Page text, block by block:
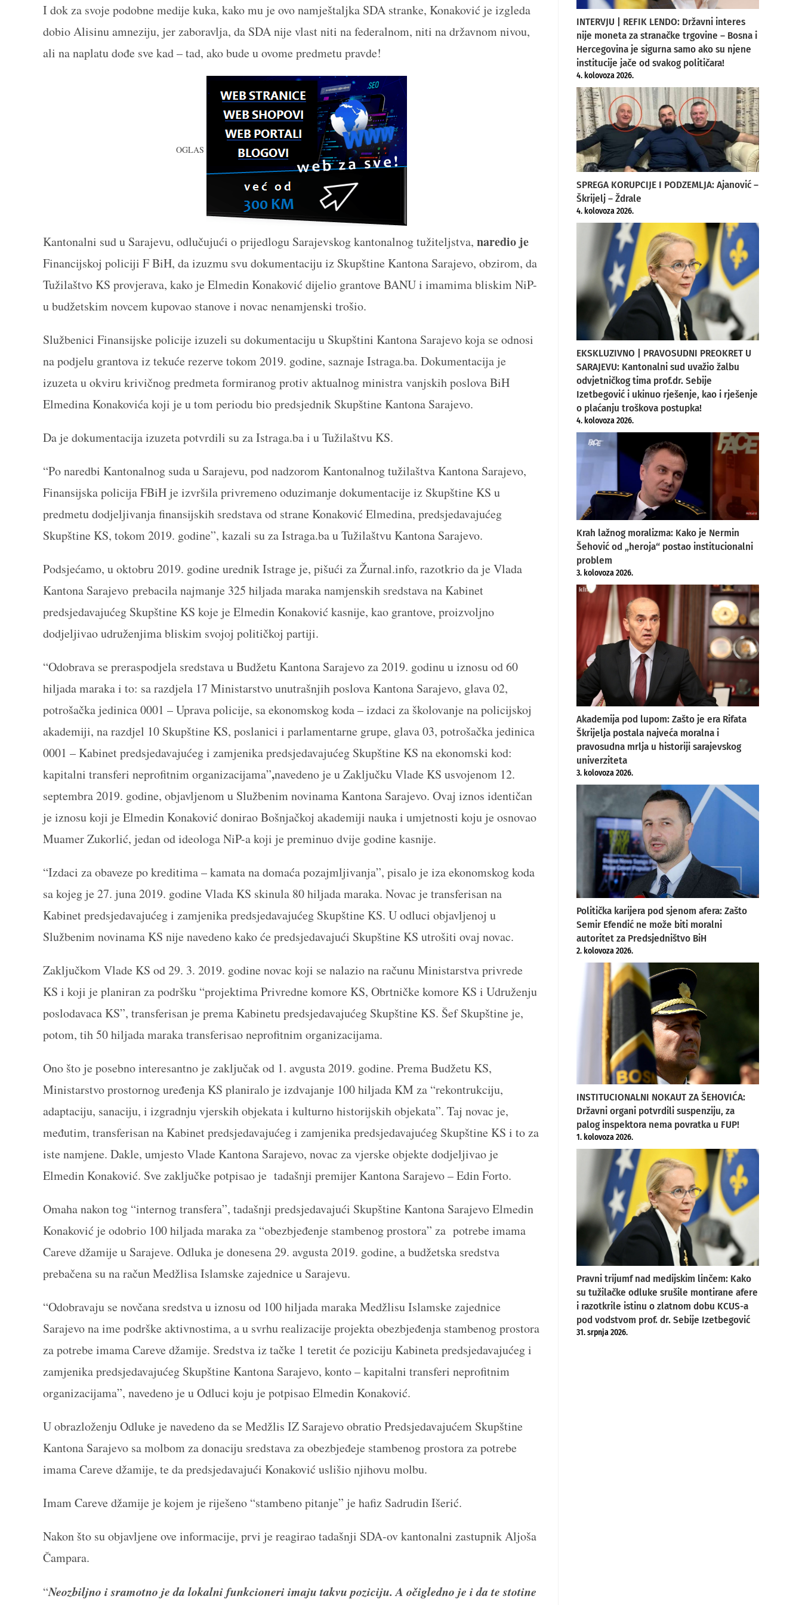
I dok za svoje podobne medije kuka, kako mu je ovo namještaljka SDA stranke, Konaković je izgleda
dobio Alisinu amneziju, jer zaboravlja, da SDA nije vlast niti na federalnom, niti na državnom nivou,
ali na naplatu dođe sve kad – tad, ako bude u ovome predmetu pravde!
OGLAS
Kantonalni sud u Sarajevu, odlučujući o prijedlogu Sarajevskog kantonalnog tužiteljstva, naredio je
Financijskoj policiji F BiH, da izuzmu svu dokumentaciju iz Skupštine Kantona Sarajevo, obzirom, da
Tužilaštvo KS provjerava, kako je Elmedin Konaković dijelio grantove BANU i imamima bliskim NiP-
u budžetskim novcem kupovao stanove i novac nenamjenski trošio.
Službenici Finansijske policije izuzeli su dokumentaciju u Skupštini Kantona Sarajevo koja se odnosi
na podjelu grantova iz tekuće rezerve tokom 2019. godine, saznaje Istraga.ba. Dokumentacija je
izuzeta u okviru krivičnog predmeta formiranog protiv aktualnog ministra vanjskih poslova BiH
Elmedina Konakovića koji je u tom periodu bio predsjednik Skupštine Kantona Sarajevo.
Da je dokumentacija izuzeta potvrdili su za Istraga.ba i u Tužilaštvu KS.
“Po naredbi Kantonalnog suda u Sarajevu, pod nadzorom Kantonalnog tužilaštva Kantona Sarajevo,
Finansijska policija FBiH je izvršila privremeno oduzimanje dokumentacije iz Skupštine KS u
predmetu dodjeljivanja finansijskih sredstava od strane Konaković Elmedina, predsjedavajućeg
Skupštine KS, tokom 2019. godine”, kazali su za Istraga.ba u Tužilaštvu Kantona Sarajevo.
Podsjećamo, u oktobru 2019. godine urednik Istrage je, pišući za Žurnal.info, razotkrio da je Vlada
Kantona Sarajevo prebacila najmanje 325 hiljada maraka namjenskih sredstava na Kabinet
predsjedavajućeg Skupštine KS koje je Elmedin Konaković kasnije, kao grantove, proizvoljno
dodjeljivao udruženjima bliskim svojoj političkoj partiji.
“Odobrava se preraspodjela sredstava u Budžetu Kantona Sarajevo za 2019. godinu u iznosu od 60
hiljada maraka i to: sa razdjela 17 Ministarstvo unutrašnjih poslova Kantona Sarajevo, glava 02,
potrošačka jedinica 0001 – Uprava policije, sa ekonomskog koda – izdaci za školovanje na policijskoj
akademiji, na razdjel 10 Skupštine KS, poslanici i parlamentarne grupe, glava 03, potrošačka jedinica
0001 – Kabinet predsjedavajućeg i zamjenika predsjedavajućeg Skupštine KS na ekonomski kod:
kapitalni transferi neprofitnim organizacijama”,navedeno je u Zaključku Vlade KS usvojenom 12.
septembra 2019. godine, objavljenom u Službenim novinama Kantona Sarajevo. Ovaj iznos identičan
je iznosu koji je Elmedin Konaković donirao Bošnjačkoj akademiji nauka i umjetnosti koju je osnovao
Muamer Zukorlić, jedan od ideologa NiP-a koji je preminuo dvije godine kasnije.
“Izdaci za obaveze po kreditima – kamata na domaća pozajmljivanja”, pisalo je iza ekonomskog koda
sa kojeg je 27. juna 2019. godine Vlada KS skinula 80 hiljada maraka. Novac je transferisan na
Kabinet predsjedavajućeg i zamjenika predsjedavajućeg Skupštine KS. U odluci objavljenoj u
Službenim novinama KS nije navedeno kako će predsjedavajući Skupštine KS utrošiti ovaj novac.
Zaključkom Vlade KS od 29. 3. 2019. godine novac koji se nalazio na računu Ministarstva privrede
KS i koji je planiran za podršku “projektima Privredne komore KS, Obrtničke komore KS i Udruženju
poslodavaca KS”, transferisan je prema Kabinetu predsjedavajućeg Skupštine KS. Šef Skupštine je,
potom, tih 50 hiljada maraka transferisao neprofitnim organizacijama.
Ono što je posebno interesantno je zaključak od 1. avgusta 2019. godine. Prema Budžetu KS,
Ministarstvo prostornog uređenja KS planiralo je izdvajanje 100 hiljada KM za “rekontrukciju,
adaptaciju, sanaciju, i izgradnju vjerskih objekata i kulturno historijskih objekata”. Taj novac je,
međutim, transferisan na Kabinet predsjedavajućeg i zamjenika predsjedavajućeg Skupštine KS i to za
iste namjene. Dakle, umjesto Vlade Kantona Sarajevo, novac za vjerske objekte dodjeljivao je
Elmedin Konaković. Sve zaključke potpisao je tadašnji premijer Kantona Sarajevo – Edin Forto.
Omaha nakon tog “internog transfera”, tadašnji predsjedavajući Skupštine Kantona Sarajevo Elmedin
Konaković je odobrio 100 hiljada maraka za “obezbjeđenje stambenog prostora” za potrebe imama
Careve džamije u Sarajeve. Odluka je donesena 29. avgusta 2019. godine, a budžetska sredstva
prebačena su na račun Medžlisa Islamske zajednice u Sarajevu.
“Odobravaju se novčana sredstva u iznosu od 100 hiljada maraka Medžlisu Islamske zajednice
Sarajevo na ime podrške aktivnostima, a u svrhu realizacije projekta obezbjeđenja stambenog prostora
za potrebe imama Careve džamije. Sredstva iz tačke 1 teretit će poziciju Kabineta predsjedavajućeg i
zamjenika predsjedavajućeg Skupštine Kantona Sarajevo, konto – kapitalni transferi neprofitnim
organizacijama”, navedeno je u Odluci koju je potpisao Elmedin Konaković.
U obrazloženju Odluke je navedeno da se Medžlis IZ Sarajevo obratio Predsjedavajućem Skupštine
Kantona Sarajevo sa molbom za donaciju sredstava za obezbjeđeje stambenog prostora za potrebe
imama Careve džamije, te da predsjedavajući Konaković uslišio njihovu molbu.
Imam Careve džamije je kojem je riješeno “stambeno pitanje” je hafiz Sadrudin Išerić.
Nakon što su objavljene ove informacije, prvi je reagirao tadašnji SDA-ov kantonalni zastupnik Aljoša
Čampara.
“Neozbiljno i sramotno je da lokalni funkcioneri imaju takvu poziciju. A očigledno je i da te stotine
INTERVJU | REFIK LENDO: Državni interes
nije moneta za stranačke trgovine – Bosna i
Hercegovina je sigurna samo ako su njene
institucije jače od svakog političara!
4. kolovoza 2026.
SPREGA KORUPCIJE I PODZEMLJA: Ajanović –
Škrijelj – Ždrale
4. kolovoza 2026.
EKSKLUZIVNO | PRAVOSUDNI PREOKRET U
SARAJEVU: Kantonalni sud uvažio žalbu
odvjetničkog tima prof.dr. Sebije
Izetbegović i ukinuo rješenje, kao i rješenje
o plaćanju troškova postupka!
4. kolovoza 2026.
Krah lažnog moralizma: Kako je Nermin
Šehović od „heroja“ postao institucionalni
problem
3. kolovoza 2026.
Akademija pod lupom: Zašto je era Rifata
Škrijelja postala najveća moralna i
pravosudna mrlja u historiji sarajevskog
univerziteta
3. kolovoza 2026.
Politička karijera pod sjenom afera: Zašto
Semir Efendić ne može biti moralni
autoritet za Predsjedništvo BiH
2. kolovoza 2026.
INSTITUCIONALNI NOKAUT ZA ŠEHOVIĆA:
Državni organi potvrdili suspenziju, za
palog inspektora nema povratka u FUP!
1. kolovoza 2026.
Pravni trijumf nad medijskim linčem: Kako
su tužilačke odluke srušile montirane afere
i razotkrile istinu o zlatnom dobu KCUS-a
pod vodstvom prof. dr. Sebije Izetbegović
31. srpnja 2026.